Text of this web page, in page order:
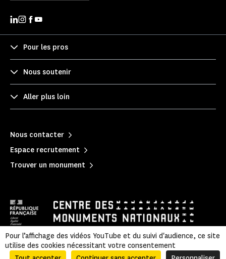
Pour les pros
Nous soutenir
Aller plus loin
Nous contacter
Espace recrutement
Trouver un monument
Mentions légales Politique de confidentialité
|
Informations légales et administratives
| Accessibilité | Plan du site
Pour l’affichage des vidéos YouTube et du suivi d'audience, ce site
utilise des cookies nécessitant votre consentement